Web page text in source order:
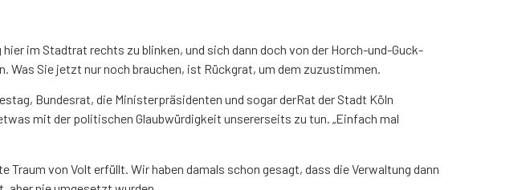
im Stadtrat rechts zu blinken, und sich dann doch von der Horch-und-Guck-
Was Sie jetzt nur noch brauchen, ist Rückgrat, um dem zuzustimmen.
Bundesrat, die Ministerpräsidenten und sogar derRat der Stadt Köln
mit der politischen Glaubwürdigkeit unsererseits zu tun. „Einfach mal
von Volt erfüllt. Wir haben damals schon gesagt, dass die Verwaltung dann